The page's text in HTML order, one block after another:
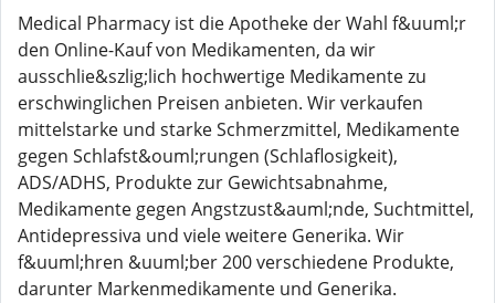
Medical Pharmacy ist die Apotheke der Wahl f&uuml;r
den Online-Kauf von Medikamenten, da wir
ausschlie&szlig;lich hochwertige Medikamente zu
erschwinglichen Preisen anbieten. Wir verkaufen
mittelstarke und starke Schmerzmittel, Medikamente
gegen Schlafst&ouml;rungen (Schlaflosigkeit),
ADS/ADHS, Produkte zur Gewichtsabnahme,
Medikamente gegen Angstzust&auml;nde, Suchtmittel,
Antidepressiva und viele weitere Generika. Wir
f&uuml;hren &uuml;ber 200 verschiedene Produkte,
darunter Markenmedikamente und Generika.